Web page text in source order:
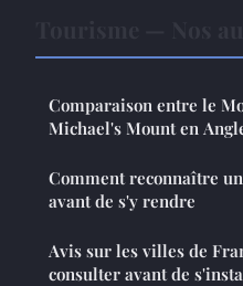
Comparaison entre le
Michael's Mount en
Comment reconnaître
avant de s'y rendre
Avis sur les villes de
consulter avant de